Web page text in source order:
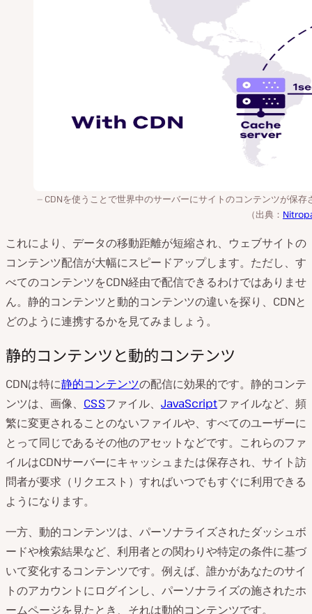
CDNを使うことで世界中のサーバーにサイトのコンテンツが保存
（出典：
これにより、データの移動距離が短縮され、ウェブサイトの
コンテンツ配信が大幅にスピードアップします。ただし、す
べてのコンテンツをCDN経由で配信できるわけではありませ
ん。静的コンテンツと動的コンテンツの違いを探り、CDNと
どのように連携するかを見てみましょう。
静的コンテンツと動的コンテンツ
CDNは特に静的コンテンツの配信に効果的です。静的コンテ
ンツは、画像、 CSSファイル、 JavaScriptファイルなど、頻
繁に変更されることのないファイルや、すべてのユーザーに
とって同じであるその他のアセットなどです。これらのファ
イルはCDNサーバーにキャッシュまたは保存され、サイト訪
問者が要求（リクエスト）すればいつでもすぐに利用できる
ようになります。
一方、動的コンテンツは、パーソナライズされたダッシュボ
ードや検索結果など、利用者との関わりや特定の条件に基づ
いて変化するコンテンツです。例えば、誰かがあなたのサイ
トのアカウントにログインし、パーソナライズの施されたホ
ームページを見たとき、それは動的コンテンツです。